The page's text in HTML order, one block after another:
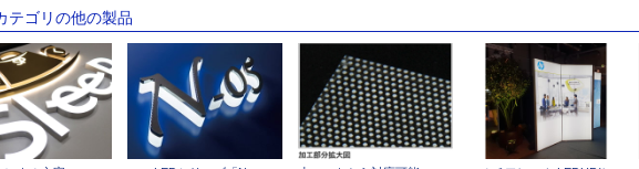
テゴリの他の製品